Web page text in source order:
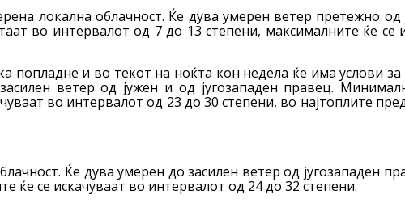
локална облачност. Ќе дува умерен ветер претежно од
во интервалот од 7 до 13 степени, максималните ќе се
попладне и во текот на ноќта кон недела ќе има услови
ветер од јужен и од југозападен правец.
во интервалот од 23 до 30 степени, во најтоплите
Ќе дува умерен до засилен ветер од југозападен
ќе се искачуваат во интервалот од 24 до 32 степени.